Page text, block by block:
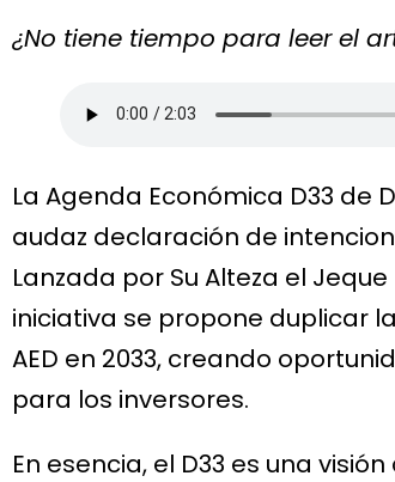
¿No tiene tiempo para leer el
La Agenda Económica D33 de
audaz declaración de
Lanzada por Su Alteza el
iniciativa se propone duplicar
AED en 2033, creando
para los inversores.
En esencia, el D33 es una